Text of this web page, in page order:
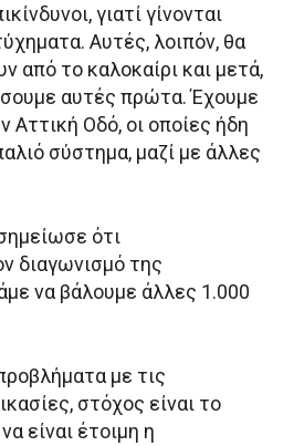
γιατί γίνονται
Αυτές, λοιπόν, θα
από το καλοκαίρι και μετά,
αυτές πρώτα. Έχουμε
Αττική Οδό, οι οποίες ήδη
σύστημα, μαζί με άλλες
ότι
διαγωνισμό της
να βάλουμε άλλες 1.000
με τις
στόχος είναι το
είναι έτοιμη η